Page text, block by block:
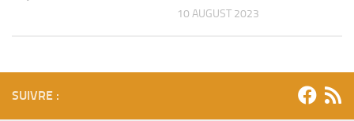
10 AUGUST 2023
SUIVRE :